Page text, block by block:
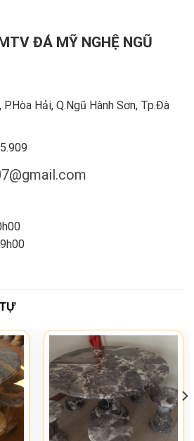
ĐÁ MỸ NGHỆ NGŨ
Hải, Q.Ngũ Hành Sơn, Tp.Đà